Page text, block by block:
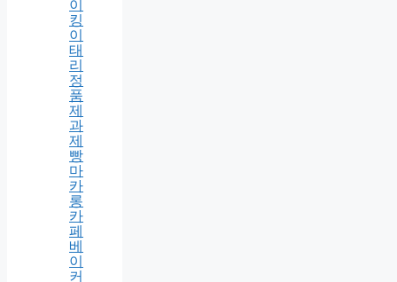
그
컨
벡
션
오
븐
SPS43K
베
이
킹
이
태
리
정
품
제
과
제
빵